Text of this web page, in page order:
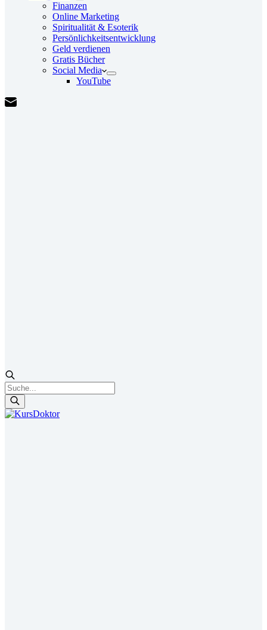
Finanzen
Online Marketing
Spiritualität & Esoterik
Persönlichkeitsentwicklung
Geld verdienen
Gratis Bücher
Social Media
YouTube
Products
search